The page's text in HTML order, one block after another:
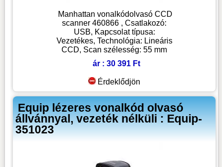
Manhattan vonalkódolvasó CCD
scanner 460866 , Csatlakozó:
USB, Kapcsolat típusa:
Vezetékes, Technológia: Lineáris
CCD, Scan szélesség: 55 mm
ár : 30 391 Ft
Érdeklődjön
Equip lézeres vonalkód olvasó
állvánnyal, vezeték nélküli : Equip-
351023